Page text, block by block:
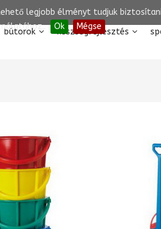
legjobb élményt tudjuk
Ok Mégse
bútorok készségfejlesztés